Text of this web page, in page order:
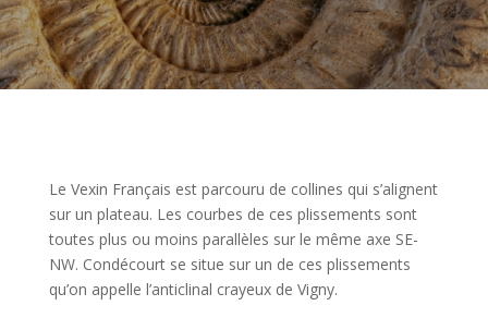
Le Vexin Français est parcouru de collines qui s’alignent
sur un plateau. Les courbes de ces plissements sont
toutes plus ou moins parallèles sur le même axe SE-
NW. Condécourt se situe sur un de ces plissements
qu’on appelle l’anticlinal crayeux de Vigny.